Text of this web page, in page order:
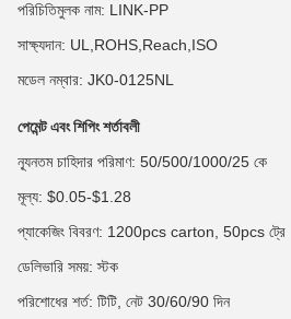
পরিচিতিমুলক নাম: LINK-PP
সাক্ষ্যদান: UL,ROHS,Reach,ISO
মডেল নম্বার: JK0-0125NL
পেমেন্ট এবং শিপিং শর্তাবলী
ন্যূনতম চাহিদার পরিমাণ: 50/500/1000/25 কে
মূল্য: $0.05-$1.28
প্যাকেজিং বিবরণ: 1200pcs carton, 50pcs ট্রে
ডেলিভারি সময়: স্টক
পরিশোধের শর্ত: টিটি, নেট 30/60/90 দিন